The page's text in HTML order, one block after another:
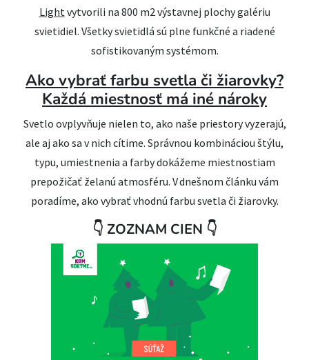
Lightvytvorili na 800 m2 výstavnej plochy galériu
svietidiel. Všetky svietidlá sú plne funkčné a riadené
sofistikovaným systémom.
Ako vybrať farbu svetla či žiarovky?
Každá miestnosť má iné nároky
Svetlo ovplyvňuje nielen to, ako naše priestory vyzerajú,
ale aj ako sa v nich cítime. Správnou kombináciou štýlu,
typu, umiestnenia a farby dokážeme miestnostiam
prepožičať želanú atmosféru. V dnešnom článku vám
poradíme, ako vybrať vhodnú farbu svetla či žiarovky.
👇 ZOZNAM CIEN 👇